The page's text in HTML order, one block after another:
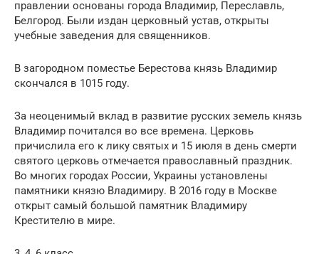
правлении основаны города Владимир, Переславль,
Белгород. Были издан церковный устав, открыты
учебные заведения для священников.
В загородном поместье Берестова князь Владимир
скончался в 1015 году.
За неоценимый вклад в развитие русских земель князь
Владимир почитался во все времена. Церковь
причислила его к лику святых и 15 июля в день смерти
святого церковь отмечается православный праздник.
Во многих городах России, Украины установлены
памятники князю Владимиру. В 2016 году в Москве
открыт самый большой памятник Владимиру
Крестителю в мире.